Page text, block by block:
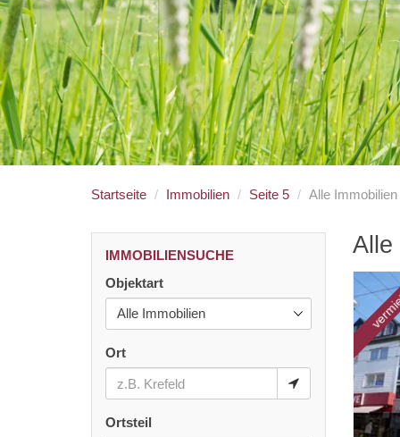
Startseite Immobilien Seite 5 Alle Immobilien
Alle
IMMOBILIENSUCHE
Objektart
Ort
Ortsteil